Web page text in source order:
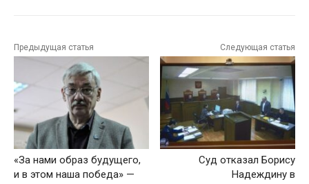
Предыдущая статья
«За нами образ будущего,
и в этом наша победа» —
Следующая статья
Суд отказал Борису
Надеждину в